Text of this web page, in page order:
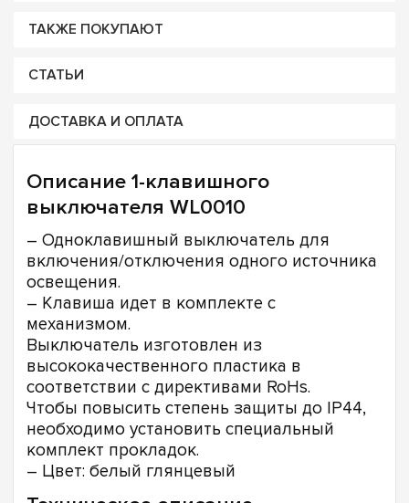
ТАКЖЕ ПОКУПАЮТ
СТАТЬИ
ДОСТАВКА И ОПЛАТА
Описание 1-клавишного
выключателя WL0010
– Одноклавишный выключатель для
включения/отключения одного источника
освещения.
– Клавиша идет в комплекте с
механизмом.
Выключатель изготовлен из
высококачественного пластика в
соответствии с директивами RoHs.
Чтобы повысить степень защиты до IP44,
необходимо установить специальный
комплект прокладок.
– Цвет: белый глянцевый